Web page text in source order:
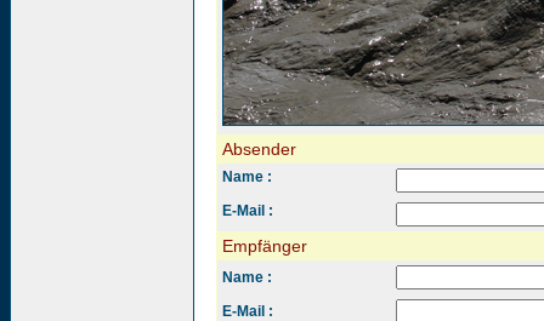
Absender
Name :
E-Mail :
Empfänger
Name :
E-Mail :